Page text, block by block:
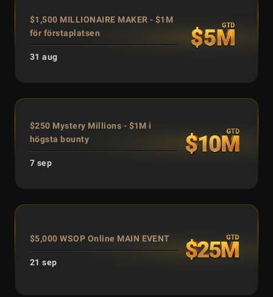
$1,500 MILLIONAIRE MAKER - $1M
för förstaplatsen
31 aug
$250 Mystery Millions - $1M i
högsta bounty
7 sep
$5,000 WSOP Online MAIN EVENT
21 sep